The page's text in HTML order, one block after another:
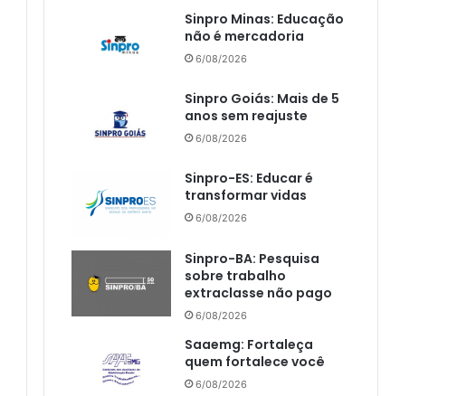
Sinpro Minas: Educação
não é mercadoria
6/08/2026
Sinpro Goiás: Mais de 5
anos sem reajuste
6/08/2026
Sinpro-ES: Educar é
transformar vidas
6/08/2026
Sinpro-BA: Pesquisa
sobre trabalho
extraclasse não pago
6/08/2026
Saaemg: Fortaleça
quem fortalece você
6/08/2026